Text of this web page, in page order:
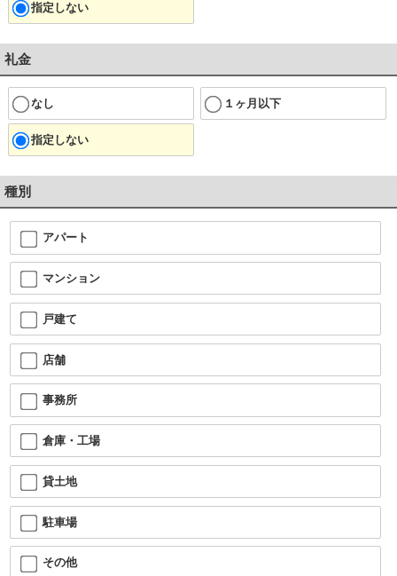
指定しない
礼金
なし １ヶ月以下
指定しない
種別
アパート
マンション
戸建て
店舗
事務所
倉庫・工場
貸土地
駐車場
その他